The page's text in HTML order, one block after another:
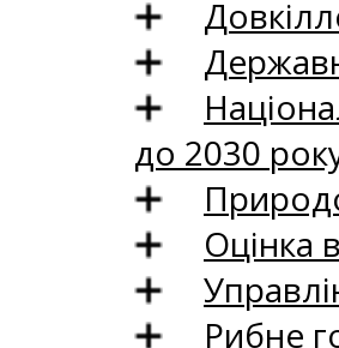
до 2030
Оцінка
Рибне